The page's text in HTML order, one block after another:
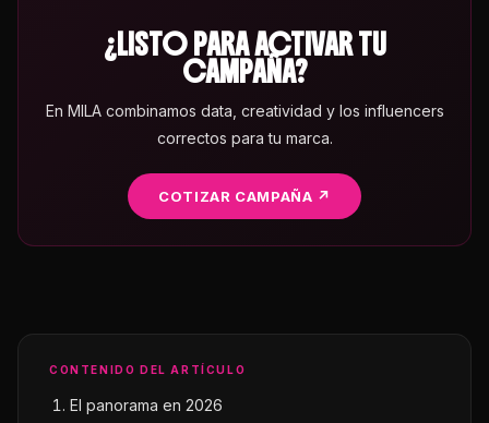
¿LISTO PARA ACTIVAR TU
CAMPAÑA?
En MILA combinamos data, creatividad y los influencers
correctos para tu marca.
COTIZAR CAMPAÑA ↗
CONTENIDO DEL ARTÍCULO
El panorama en 2026